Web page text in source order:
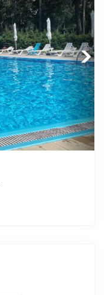
Next